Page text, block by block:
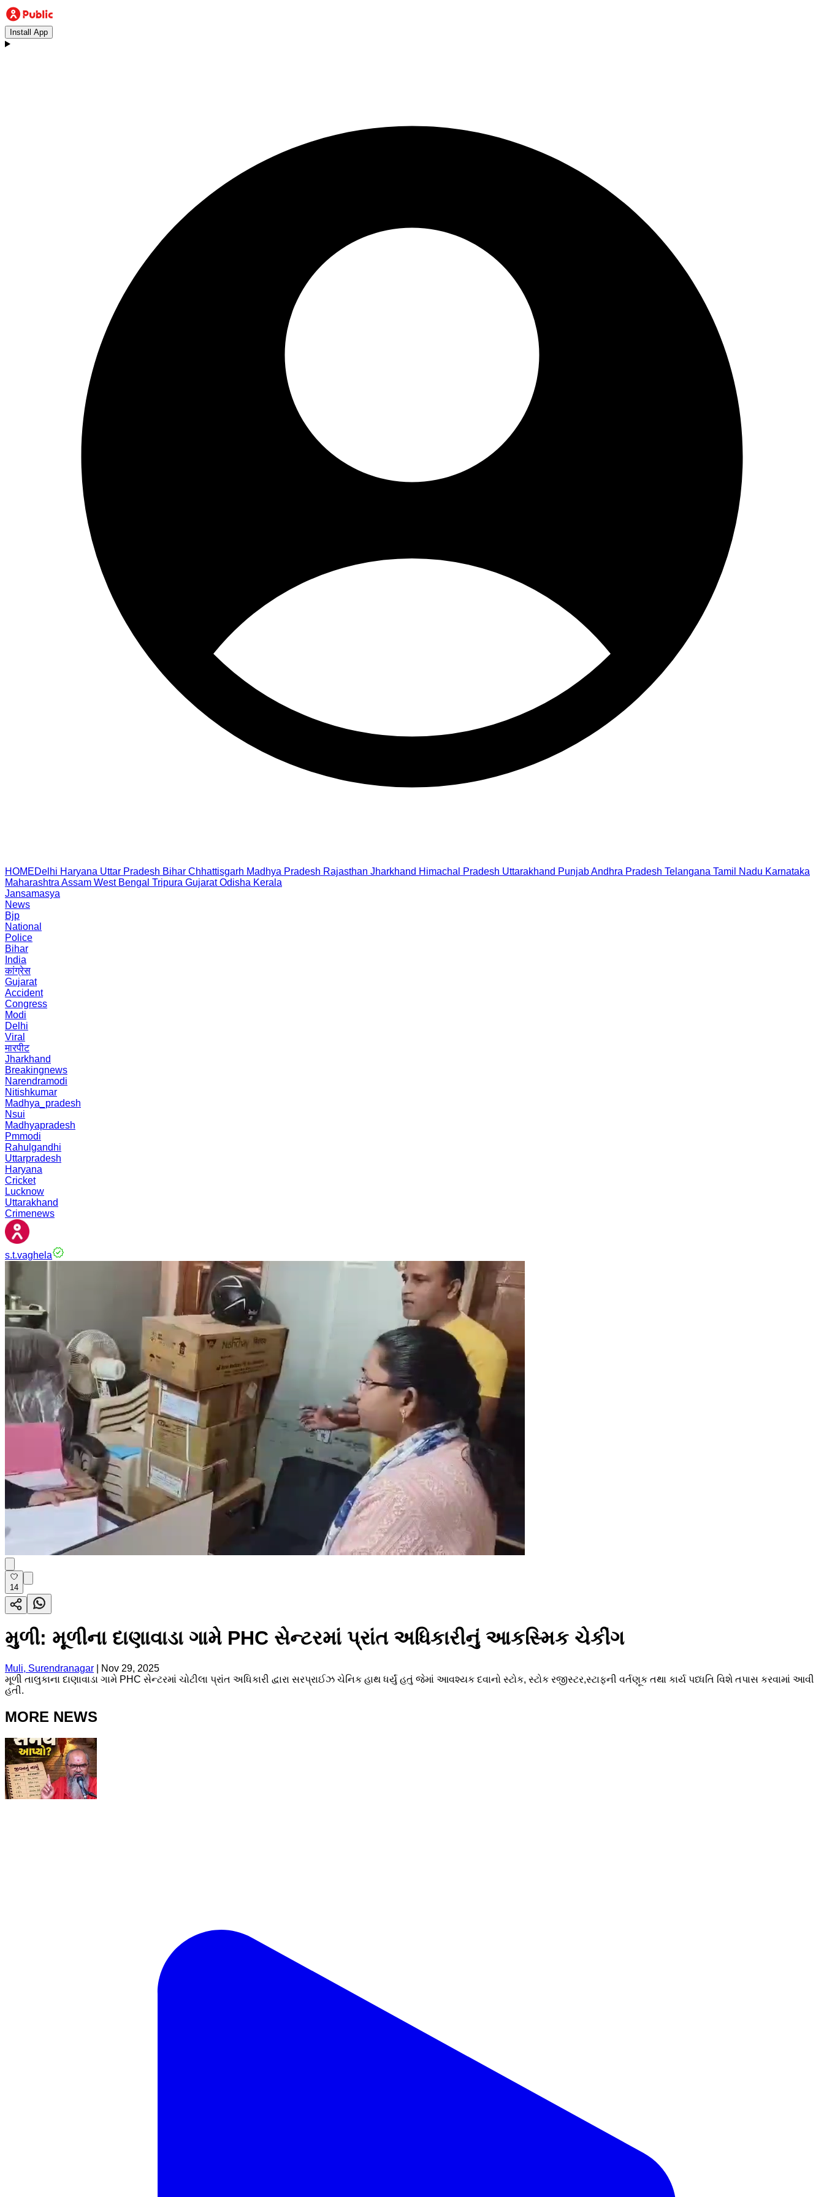
Install App
HOMEDelhi Haryana Uttar Pradesh Bihar Chhattisgarh Madhya Pradesh Rajasthan Jharkhand Himachal Pradesh Uttarakhand PunjabAndhra Pradesh Telangana Tamil Nadu Karnataka
Maharashtra Assam West Bengal Tripura Gujarat Odisha Kerala
Jansamasya
News
Bjp
National
Police
Bihar
India
कांग्रेस
Gujarat
Accident
Congress
Modi
Delhi
Viral
मारपीट
Jharkhand
Breakingnews
Narendramodi
Nitishkumar
Madhya_pradesh
Nsui
Madhyapradesh
Pmmodi
Rahulgandhi
Uttarpradesh
Haryana
Cricket
Lucknow
Uttarakhand
Crimenews
s.t.vaghela
14
મુળી: મૂળીના દાણાવાડા ગામે PHC સેન્ટરમાં પ્રાંત અધિકારીનું આકસ્મિક ચેકીંગ
Muli, Surendranagar
Nov 29, 2025
મૂળી તાલુકાના દાણાવાડા ગામે PHC સેન્ટરમાં ચોટીલા પ્રાંત અધિકારી દ્વારા સરપ્રાઈઝ ચેનિક હાથ ધર્યું હતું જેમાં આવશ્યક દવાનો સ્ટોક, સ્ટોક રજીસ્ટર,સ્ટાફની વર્તણૂક તથા કાર્ય પધ્ધતિ વિશે તપાસ કરવામાં આવી
હતી.
MORE NEWS